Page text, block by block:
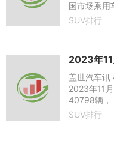
国市场乘用
SUV排行
盖世汽车讯
2023年11
40798辆，
宋PLUS
SUV排行